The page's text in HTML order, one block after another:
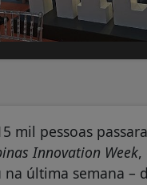
mil pessoas
Innovation Week,
na última semana –